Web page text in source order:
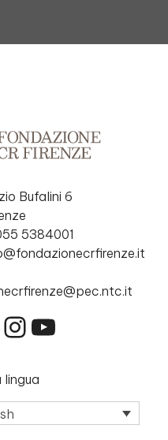
Bufalini 6
5384001
Instagram
YouTube
lingua